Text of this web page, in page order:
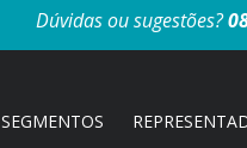
Dúvidas ou sugestões?
SEGMENTOS